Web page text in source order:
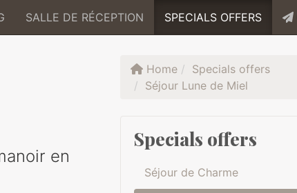
SALLE DE RÉCEPTION SPECIALS OFFERS
en
Home
Specials offers
Séjour Lune de Miel
Specials offers
Séjour de Charme